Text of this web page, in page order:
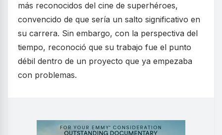
más reconocidos del cine de superhéroes,
convencido de que sería un salto significativo en
su carrera. Sin embargo, con la perspectiva del
tiempo, reconoció que su trabajo fue el punto
débil dentro de un proyecto que ya empezaba
con problemas.